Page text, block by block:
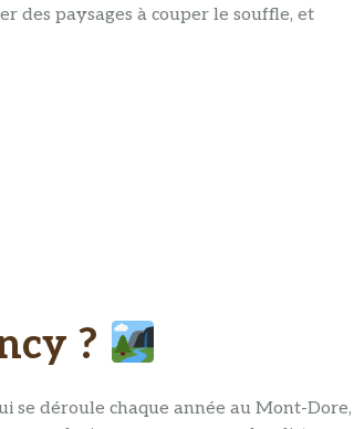
des paysages à couper le souffle, et
?
se déroule chaque année au Mont-Dore,